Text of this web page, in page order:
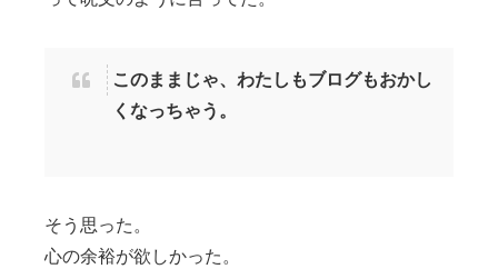
このままじゃ、わたしもブログもおかし
くなっちゃう。
そう思った。
心の余裕が欲しかった。